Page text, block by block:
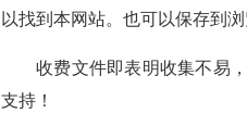
以找到本网站。也可以保存到浏
收费文件即表明收集不易
支持！